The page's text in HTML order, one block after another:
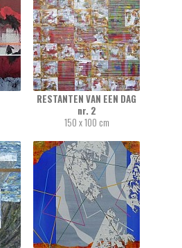
RESTANTEN VAN EEN DAG
nr. 2
150 x 100 cm